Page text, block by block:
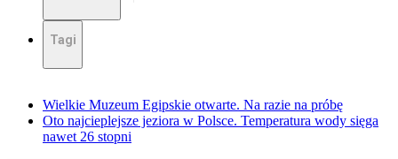
Tagi
Wielkie Muzeum Egipskie otwarte. Na razie na próbę
Oto najcieplejsze jeziora w Polsce. Temperatura wody sięga
nawet 26 stopni